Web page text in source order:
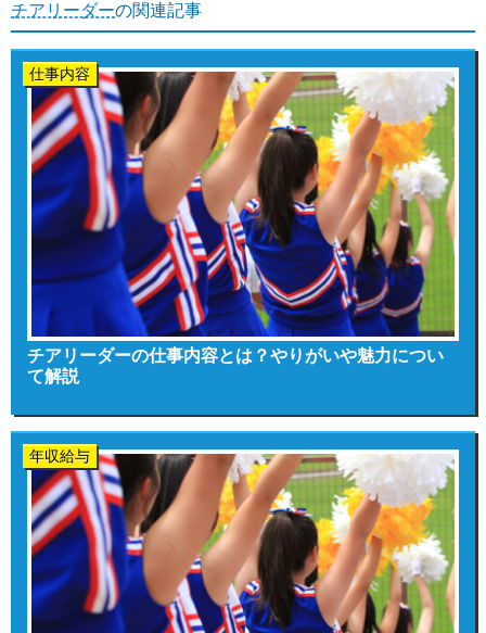
チアリーダーの関連記事
仕事内容
チアリーダーの仕事内容とは？やりがいや魅力につい
て解説
年収給与